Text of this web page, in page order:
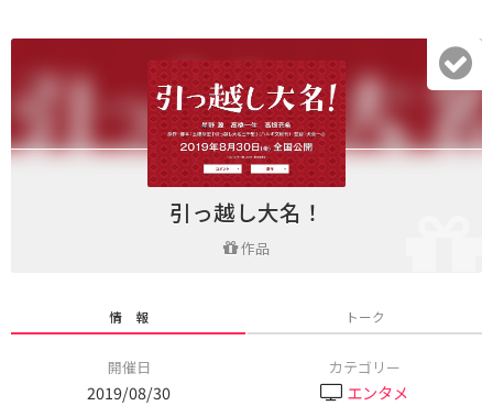
引っ越し大名！
作品
情 報 トーク
開催日
2019/08/30
カテゴリー
エンタメ